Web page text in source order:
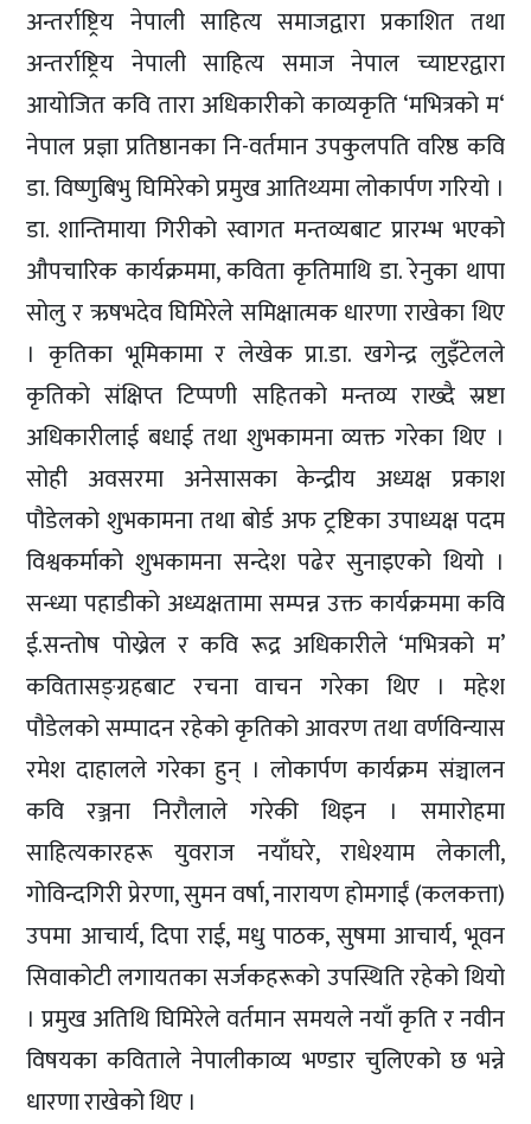
अन्तर्राष्ट्रिय नेपाली साहित्य समाजद्वारा प्रकाशित तथा
अन्तर्राष्ट्रिय नेपाली साहित्य समाज नेपाल च्याप्टरद्वारा
आयोजित कवि तारा अधिकारीको काव्यकृति ‘मभित्रको म‘
नेपाल प्रज्ञा प्रतिष्ठानका नि-वर्तमान उपकुलपति वरिष्ठ कवि
डा. विष्णुबिभु घिमिरेको प्रमुख आतिथ्यमा लोकार्पण गरियो ।
डा. शान्तिमाया गिरीको स्वागत मन्तव्यबाट प्रारम्भ भएको
औपचारिक कार्यक्रममा, कविता कृतिमाथि डा. रेनुका थापा
सोलु र ऋषभदेव घिमिरेले समिक्षात्मक धारणा राखेका थिए
। कृतिका भूमिकामा र लेखेक प्रा.डा. खगेन्द्र लुइँटेलले
कृतिको संक्षिप्त टिप्पणी सहितको मन्तव्य राख्दै स्रष्टा
अधिकारीलाई बधाई तथा शुभकामना व्यक्त गरेका थिए ।
सोही अवसरमा अनेसासका केन्द्रीय अध्यक्ष प्रकाश
पौडेलको शुभकामना तथा बोर्ड अफ ट्रष्टिका उपाध्यक्ष पदम
विश्वकर्माको शुभकामना सन्देश पढेर सुनाइएको थियो ।
सन्ध्या पहाडीको अध्यक्षतामा सम्पन्न उक्त कार्यक्रममा कवि
ई.सन्तोष पोख्रेल र कवि रूद्र अधिकारीले ‘मभित्रको म’
कवितासङ्ग्रहबाट रचना वाचन गरेका थिए । महेश
पौडेलको सम्पादन रहेको कृतिको आवरण तथा वर्णविन्यास
रमेश दाहालले गरेका हुन् । लोकार्पण कार्यक्रम संञ्चालन
कवि रञ्जना निरौलाले गरेकी थिइन । समारोहमा
साहित्यकारहरू युवराज नयाँघरे, राधेश्याम लेकाली,
गोविन्दगिरी प्रेरणा, सुमन वर्षा, नारायण होमगाईं (कलकत्ता)
उपमा आचार्य, दिपा राई, मधु पाठक, सुषमा आचार्य, भूवन
सिवाकोटी लगायतका सर्जकहरूको उपस्थिति रहेको थियो
। प्रमुख अतिथि घिमिरेले वर्तमान समयले नयाँ कृति र नवीन
विषयका कविताले नेपालीकाव्य भण्डार चुलिएको छ भन्ने
धारणा राखेको थिए ।